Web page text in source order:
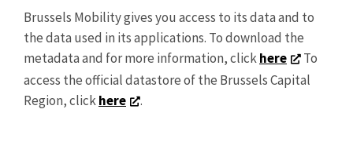
Brussels Mobility gives you access to its data and to
the data used in its applications. To download the
metadata and for more information, clickhere
To
access the official datastore of the Brussels Capital
Region, clickhere .